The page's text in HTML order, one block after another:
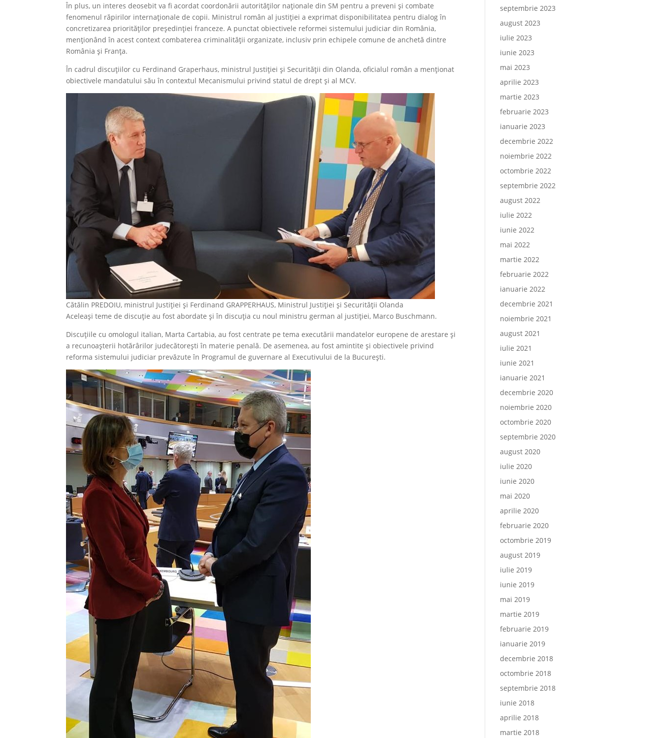
În plus, un interes deosebit va fi acordat coordonării autorităților naționale din SM pentru a preveni și combate
fenomenul răpirilor internaționale de copii. Ministrul român al justiției a exprimat disponibilitatea pentru dialog în
concretizarea priorităților președinției franceze. A punctat obiectivele reformei sistemului judiciar din România,
menționând în acest context combaterea criminalității organizate, inclusiv prin echipele comune de anchetă dintre
România și Franța.
În cadrul discuțiilor cu Ferdinand Graperhaus, ministrul Justiției și Securității din Olanda, oficialul român a menționat
obiectivele mandatului său în contextul Mecanismului privind statul de drept și al MCV.
Cătălin PREDOIU, ministrul Justiției și Ferdinand GRAPPERHAUS, Ministrul Justiţiei și Securităţii Olanda
Aceleași teme de discuție au fost abordate și în discuția cu noul ministru german al justiției, Marco Buschmann.
Discuțiile cu omologul italian, Marta Cartabia, au fost centrate pe tema executării mandatelor europene de arestare și
a recunoașterii hotărârilor judecătorești în materie penală. De asemenea, au fost amintite și obiectivele privind
reforma sistemului judiciar prevăzute în Programul de guvernare al Executivului de la București.
septembrie 2023
august 2023
iulie 2023
iunie 2023
mai 2023
aprilie 2023
martie 2023
februarie 2023
ianuarie 2023
decembrie 2022
noiembrie 2022
octombrie 2022
septembrie 2022
august 2022
iulie 2022
iunie 2022
mai 2022
martie 2022
februarie 2022
ianuarie 2022
decembrie 2021
noiembrie 2021
august 2021
iulie 2021
iunie 2021
ianuarie 2021
decembrie 2020
noiembrie 2020
octombrie 2020
septembrie 2020
august 2020
iulie 2020
iunie 2020
mai 2020
aprilie 2020
februarie 2020
octombrie 2019
august 2019
iulie 2019
iunie 2019
mai 2019
martie 2019
februarie 2019
ianuarie 2019
decembrie 2018
octombrie 2018
septembrie 2018
iunie 2018
aprilie 2018
martie 2018